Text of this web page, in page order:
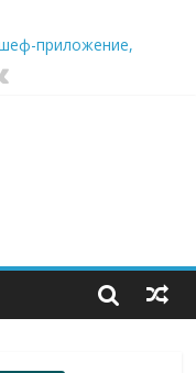
приложение,
дронов и
кокосовая вода с
трендом